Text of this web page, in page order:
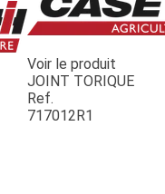
Voir le produit
JOINT TORIQUE
Ref.
717012R1